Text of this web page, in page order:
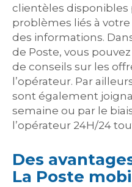
clientèles disponibles
problèmes liés à
des informations.
de Poste, vous
de conseils sur les
l’opérateur. Par
sont également
semaine ou par le
l’opérateur 24H/24
Des
La Poste